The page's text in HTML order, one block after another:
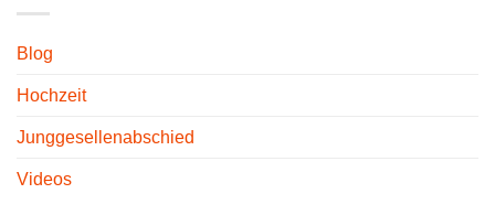
Blog
Hochzeit
Junggesellenabschied
Videos